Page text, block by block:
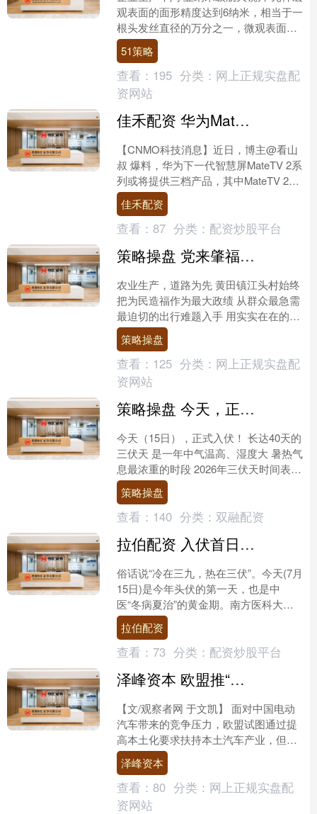
观表面的面形精度达到6纳米，相当于一
根头发丝直径的万分之一，微观表面更
是做到了微米级零缺陷——如果把镜片
放大到一座足球场那....
51策略
查看： 195 分类： 网上正规实盘配
资网站
佳禾配资 华为MateTV 2系列智慧屏曝光 有望一口气推出三款
【CNMO科技消息】近日，博主@看山
叔 爆料，华为下一代智慧屏MateTV 2系
列或将提供三档产品，其中MateTV 2
Pro配备12GB运行内存和256GB....
佳禾配资
查看： 87 分类： 配资炒股平台
策略操盘 党来肇福·微实事丨116米硬底化机耕路！ 黄田镇江头村打通农业生产 “最后一公里”
农业生产，道路为先 黄田镇江头村始终
把为民造福作为最大政绩 从群众最急需
最迫切的出行难题入手 用实实在在的民
生工程 把群众“揪心事”办成“放心事” 黄
田镇下寨....
策略操盘
查看： 125 分类： 网上正规实盘配
资网站
策略操盘 今天，正式入伏！（附头伏养生食谱）
今天（15日），正式入伏！ 长达40天的
三伏天 是一年中气温高、湿度大 暑热气
息最浓重的时段 2026年三伏天时间表
初伏：7月15日至7月24日，共10天；
....
策略操盘
查看： 140 分类： 双融配资
拉伯配资 入伏首日养生正当时！龙门县中医院三伏贴受市民热捧
俗话说“冷在三九，热在三伏”。今天(7月
15日)是今年头伏的第一天，也是中
医“冬病夏治”的黄金期。南方医科大学
珠江医院龙门总医院中医医院三伏贴正
式开贴，尽管天气....
拉伯配资
查看： 73 分类： 配资炒股平台
泽峰资本 欧盟推“欧洲制造”卡中国，内部先吵起来了
【文/观察者网 于文凯】 面对中国电动
汽车带来的竞争压力，欧盟试图通过提
高本土化要求扶持本土汽车产业，但相
关政策尚未落地，欧盟汽车产业内部已
率先出现分歧。 据欧....
泽峰资本
查看： 80 分类： 网上正规实盘配
资网站